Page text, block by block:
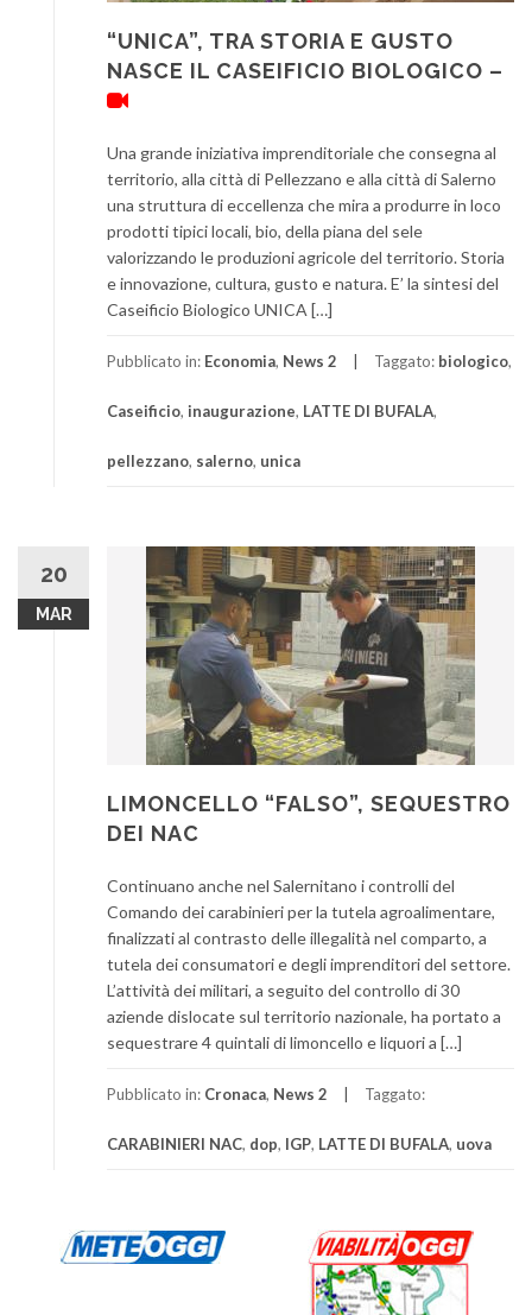
“UNICA”, TRA STORIA E GUSTO
NASCE IL CASEIFICIO BIOLOGICO –
Una grande iniziativa imprenditoriale che consegna al
territorio, alla città di Pellezzano e alla città di Salerno
una struttura di eccellenza che mira a produrre in loco
prodotti tipici locali, bio, della piana del sele
valorizzando le produzioni agricole del territorio. Storia
e innovazione, cultura, gusto e natura. E’ la sintesi del
Caseificio Biologico UNICA […]
Pubblicato in: Economia, News 2 Taggato: biologico,
Caseificio, inaugurazione, LATTE DI BUFALA,
pellezzano, salerno, unica
20
MAR
LIMONCELLO “FALSO”, SEQUESTRO
DEI NAC
Continuano anche nel Salernitano i controlli del
Comando dei carabinieri per la tutela agroalimentare,
finalizzati al contrasto delle illegalità nel comparto, a
tutela dei consumatori e degli imprenditori del settore.
L’attività dei militari, a seguito del controllo di 30
aziende dislocate sul territorio nazionale, ha portato a
sequestrare 4 quintali di limoncello e liquori a […]
Pubblicato in: Cronaca, News 2 Taggato:
CARABINIERI NAC, dop, IGP, LATTE DI BUFALA, uova